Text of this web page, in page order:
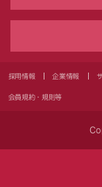
採用情報 企業情報
会員規約・規則等